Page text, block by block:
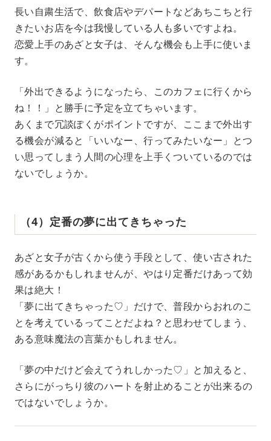
長い自粛生活で、飲食店やデパートなどあちこちと行
きたいお店を今は我慢している人も多いですよね。
恋愛上手のあざと女子は、そんな機会も上手に使いま
す。
「外出できるようになったら、このカフェに行くから
ね！！」と勝手に予定を立てちゃいます。
あくまで冗談ぽくがポイントですが、ここまで外出す
る機会が減ると「いいなー、行ってみたいなー」とつ
い思ってしまう人間の心理を上手くついているのでは
ないでしょうか。
（4）定番の夢に出てきちゃった
あざと女子が古くから使う手段として、使い古された
感があるかもしれませんが、やはり定番だけあって効
果は絶大！
「夢に出てきちゃった♡」だけで、普段からおれのこ
とを考えているってことだよね？と思わせてしまう、
ある意味魔法の言葉かもしれません。
「夢の中だけど会えてうれしかった♡」と加えると、
さらにがっちり彼のハートを射止めることが出来るの
ではないでしょうか。